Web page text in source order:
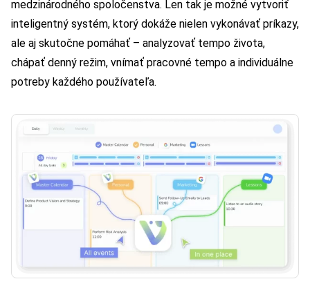
medzinárodného spoločenstva. Len tak je možné vytvoriť
inteligentný systém, ktorý dokáže nielen vykonávať príkazy,
ale aj skutočne pomáhať – analyzovať tempo života,
chápať denný režim, vnímať pracovné tempo a individuálne
potreby každého používateľa.